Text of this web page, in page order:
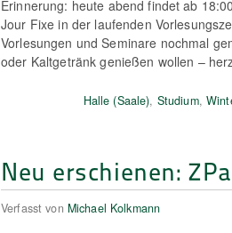
Erinnerung: heute abend findet ab
Jour Fixe in der laufenden
Vorlesungen und Seminare nochmal
oder Kaltgetränk genießen wollen –
Halle (Saale), Studium,
Neu erschienen:
Verfasst von Michael Kolkmann